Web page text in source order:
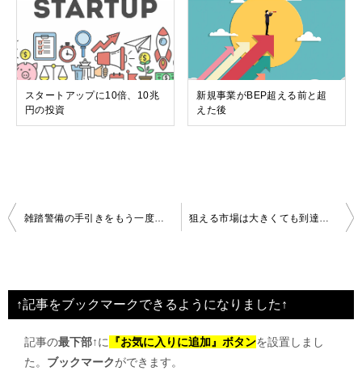
スタートアップに10倍、10兆
円の投資
新規事業がBEP超える前と超
えた後
投
ビ
ゲ
雑踏警備の手引きをもう一度読む時期へ 狙える市場は大きくても到達できる市場は限られている
↑記事をブックマークできるようになりました↑
記事の最下部↑に 『お気に入りに追加』ボタンを設置しまし
た。 ブックマークができます。